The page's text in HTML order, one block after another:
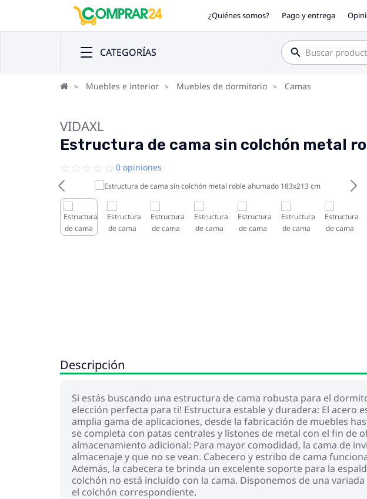
¿Quiénes somos? Pago y entrega
CATEGORÍAS
Muebles e interior Muebles de dormitorio Camas
VIDAXL
Estructura de cama sin colchón metal
0 opiniones
Descripción
Si estás buscando una estructura de cama robusta para el
elección perfecta para ti! Estructura estable y duradera: El acero
amplia gama de aplicaciones, desde la fabricación de muebles
se completa con patas centrales y listones de metal con el fin
almacenamiento adicional: Para mayor comodidad, la cama de
almacenaje y que no se vean. Cabecero y estribo de cama
Además, la cabecera te brinda un excelente soporte para la
colchón no está incluido con la cama. Disponemos de una
el colchón correspondiente.